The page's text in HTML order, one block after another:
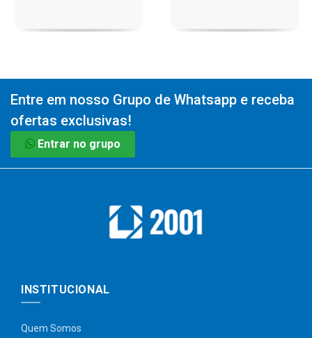
Entre em nosso Grupo de Whatsapp e receba
ofertas exclusivas!
Entrar no grupo
INSTITUCIONAL
Quem Somos